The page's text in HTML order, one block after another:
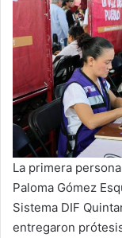
La primera
Paloma Gómez
Sistema DIF
entregaron